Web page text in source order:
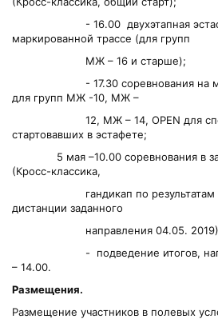
- 16.00 двухэтапная
маркированной трассе (для групп
МЖ – 16 и старше);
- 17.30 соревнования на
для групп МЖ -10, МЖ –
12, МЖ – 14, OPEN для
стартовавших в эстафете;
5 мая –10.00 соревнования в
(Кросс-классика,
гандикап по результатам
дистанции заданного
направления 04.05.
- подведение итогов,
– 14.00.
Размещения.
Размещение участников в полевых